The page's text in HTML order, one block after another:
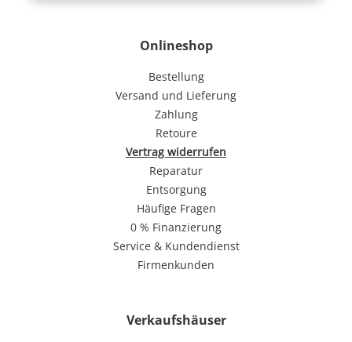
Onlineshop
Bestellung
Versand und Lieferung
Zahlung
Retoure
Vertrag widerrufen
Reparatur
Entsorgung
Häufige Fragen
0 % Finanzierung
Service & Kundendienst
Firmenkunden
Verkaufshäuser